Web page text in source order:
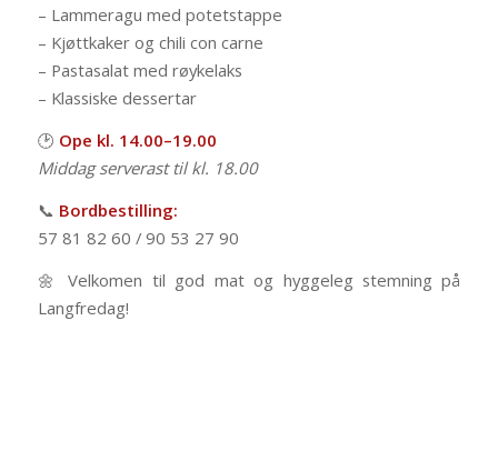
– Lammeragu med potetstappe
– Kjøttkaker og chili con carne
– Pastasalat med røykelaks
– Klassiske dessertar
🕑 Ope kl. 14.00–19.00
Middag serverast til kl. 18.00
📞 Bordbestilling:
57 81 82 60 / 90 53 27 90
🌼 Velkomen til god mat og hyggeleg stemning på
Langfredag!